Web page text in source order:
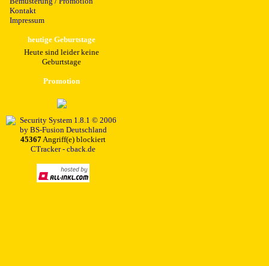
Kontakt
Impressum
heutige Geburtstage
Heute sind leider keine
Geburtstage
Promotion
45367Angriff(e) blockiert
CTracker - cback.de